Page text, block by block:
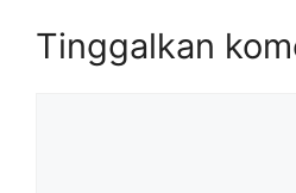
Tinggalkan